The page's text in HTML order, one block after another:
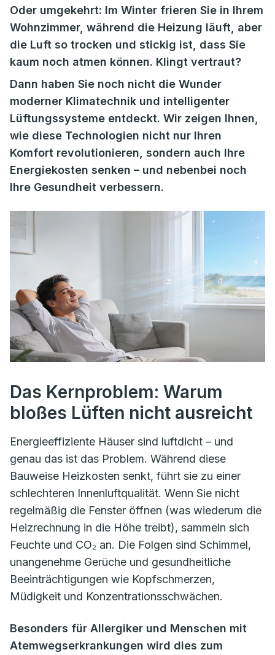
Oder umgekehrt: Im Winter frieren Sie in Ihrem
Wohnzimmer, während die Heizung läuft, aber
die Luft so trocken und stickig ist, dass Sie
kaum noch atmen können. Klingt vertraut?
Dann haben Sie noch nicht die Wunder
moderner Klimatechnik und intelligenter
Lüftungssysteme entdeckt. Wir zeigen Ihnen,
wie diese Technologien nicht nur Ihren
Komfort revolutionieren, sondern auch Ihre
Energiekosten senken – und nebenbei noch
Ihre Gesundheit verbessern.
Das Kernproblem: Warum
bloßes Lüften nicht ausreicht
Energieeffiziente Häuser sind luftdicht – und
genau das ist das Problem. Während diese
Bauweise Heizkosten senkt, führt sie zu einer
schlechteren Innenluftqualität. Wenn Sie nicht
regelmäßig die Fenster öffnen (was wiederum die
Heizrechnung in die Höhe treibt), sammeln sich
Feuchte und CO₂ an. Die Folgen sind Schimmel,
unangenehme Gerüche und gesundheitliche
Beeinträchtigungen wie Kopfschmerzen,
Müdigkeit und Konzentrationsschwächen.
Besonders für Allergiker und Menschen mit
Atemwegserkrankungen wird dies zum